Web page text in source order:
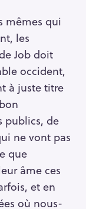
mêmes qui
les
Job doit
occident,
à juste titre
publics, de
ne vont pas
que
âme ces
et en
où nous-